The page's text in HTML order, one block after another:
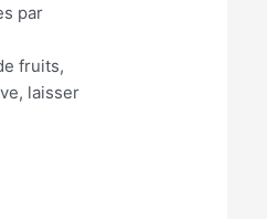
par
fruits,
laisser